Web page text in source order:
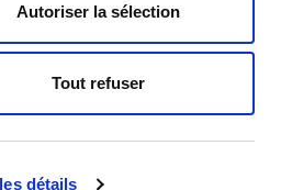
détails
Autoriser la sélection
Tout refuser